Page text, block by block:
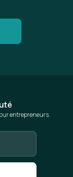
entrepreneurs.